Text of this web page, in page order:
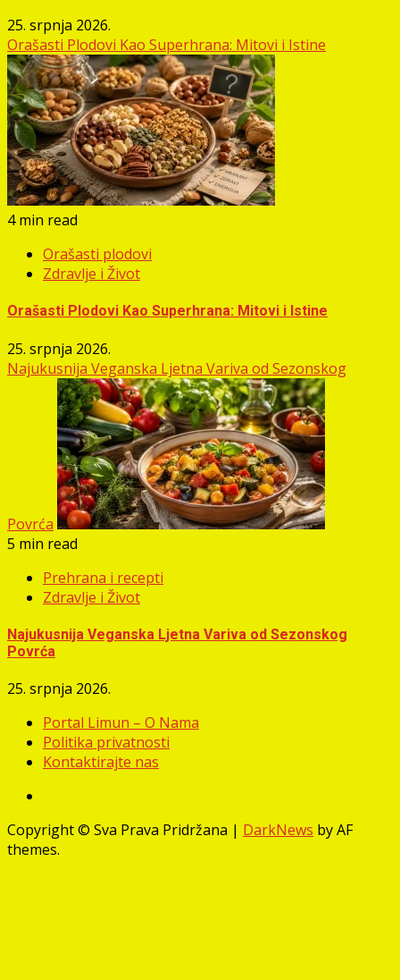
25. srpnja 2026.
Orašasti Plodovi Kao Superhrana: Mitovi i Istine
4 min read
Orašasti plodovi
Zdravlje i Život
Orašasti Plodovi Kao Superhrana: Mitovi i Istine
25. srpnja 2026.
Najukusnija Veganska Ljetna Variva od Sezonskog
Povrća
5 min read
Prehrana i recepti
Zdravlje i Život
Najukusnija Veganska Ljetna Variva od Sezonskog
Povrća
25. srpnja 2026.
Portal Limun – O Nama
Politika privatnosti
Kontaktirajte nas
Copyright © Sva Prava Pridržana | DarkNews by AF
themes.